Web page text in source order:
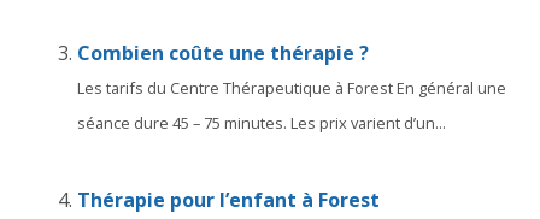
Combien coûte une thérapie ?
Les tarifs du Centre Thérapeutique à Forest En général une
séance dure 45 – 75 minutes. Les prix varient d’un...
Thérapie pour l’enfant à Forest